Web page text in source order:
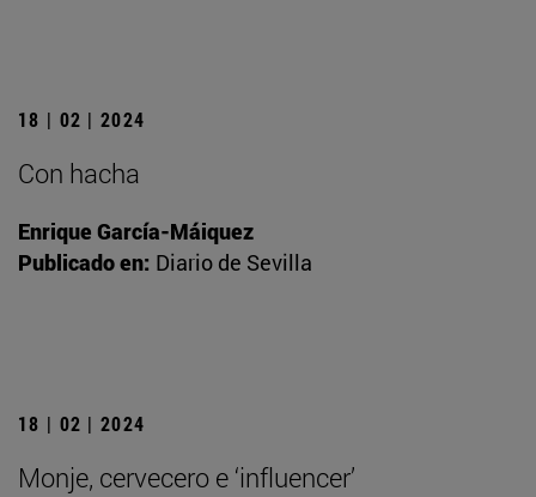
18 | 02 | 2024
Con hacha
Enrique García-Máiquez
Publicado en: Diario de Sevilla
18 | 02 | 2024
Monje, cervecero e ‘influencer’